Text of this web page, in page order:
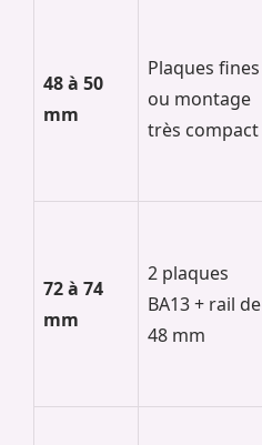
48 à 50
mm
Plaques fines
ou montage
très compact
72 à 74
mm
2 plaques
BA13 + rail de
48 mm